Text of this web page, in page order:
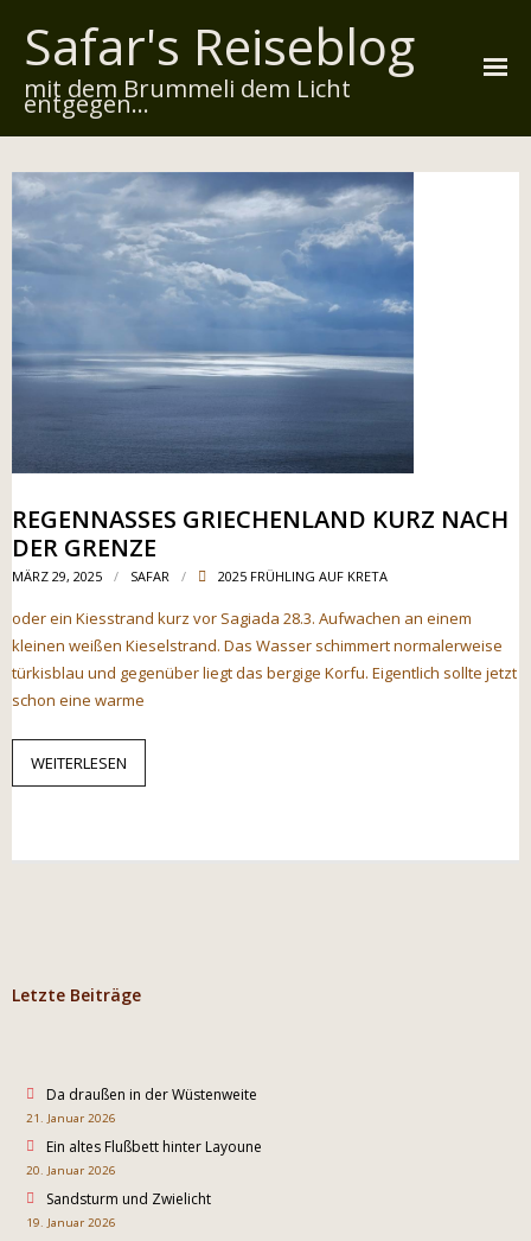
Safar's Reiseblog
mit dem Brummeli dem Licht
entgegen...
Über mich
Reiserouten
Kontakt
Datenschutz
REGENNASSES GRIECHENLAND KURZ NACH
DER GRENZE
MÄRZ 29, 2025 SAFAR 2025 FRÜHLING AUF KRETA
oder ein Kiesstrand kurz vor Sagiada 28.3. Aufwachen an einem
kleinen weißen Kieselstrand. Das Wasser schimmert normalerweise
türkisblau und gegenüber liegt das bergige Korfu. Eigentlich sollte jetzt
schon eine warme
WEITERLESEN
Letzte Beiträge
Da draußen in der Wüstenweite
21. Januar 2026
Ein altes Flußbett hinter Layoune
20. Januar 2026
Sandsturm und Zwielicht
19. Januar 2026